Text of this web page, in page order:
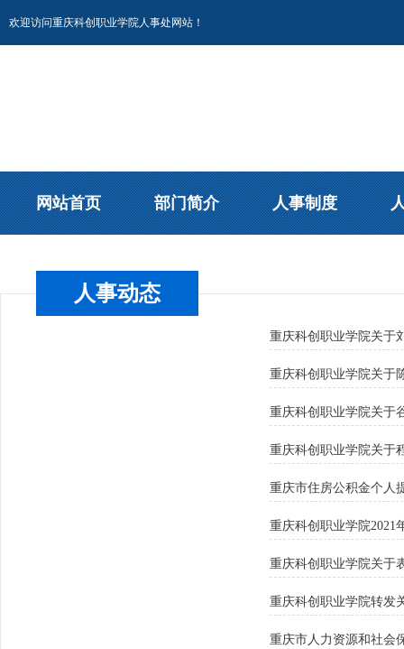
欢迎访问重庆科创职业学院人事处网站！
网站首页 部门简介 人事制度
人事动态
重庆科创职业学院关于
重庆科创职业学院关于
重庆科创职业学院关于
重庆科创职业学院关于
重庆市住房公积金个人
重庆科创职业学院2021
重庆科创职业学院关于
重庆科创职业学院转发
重庆市人力资源和社会